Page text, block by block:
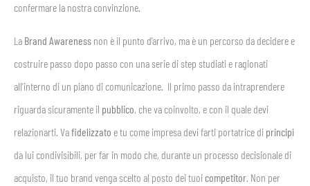
confermare la nostra convinzione.
La Brand Awareness non è il punto d’arrivo, ma è un percorso da decidere e
costruire passo dopo passo con una serie di step studiati e ragionati
all’interno di un piano di comunicazione. Il primo passo da intraprendere
riguarda sicuramente il pubblico, che va coinvolto, e con il quale devi
relazionarti. Vafidelizzato e tu come impresa devi farti portatrice di principi
da lui condivisibili, per far in modo che, durante un processo decisionale di
acquisto, il tuo brand venga scelto al posto dei tuoicompetitor. Non per